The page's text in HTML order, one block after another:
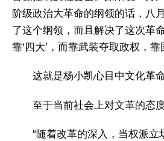
阶级政治大革命的纲领的话，八
了这个纲领，而且解决了这次
靠‘四大’，而靠武装夺取政权，
这就是杨小凯心目中文化革
至于当前社会上对文革的态
“随着改革的深入，当权派立